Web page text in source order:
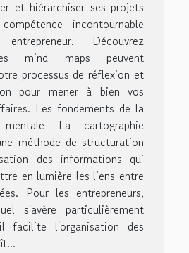
et hiérarchiser ses projets
incontournable
Découvrez
mind maps peuvent
processus de réflexion et
pour mener à bien vos
Les fondements de la
mentale La cartographie
méthode de structuration
des informations qui
en lumière les liens entre
Pour les entrepreneurs,
s'avère particulièrement
facilite l'organisation des